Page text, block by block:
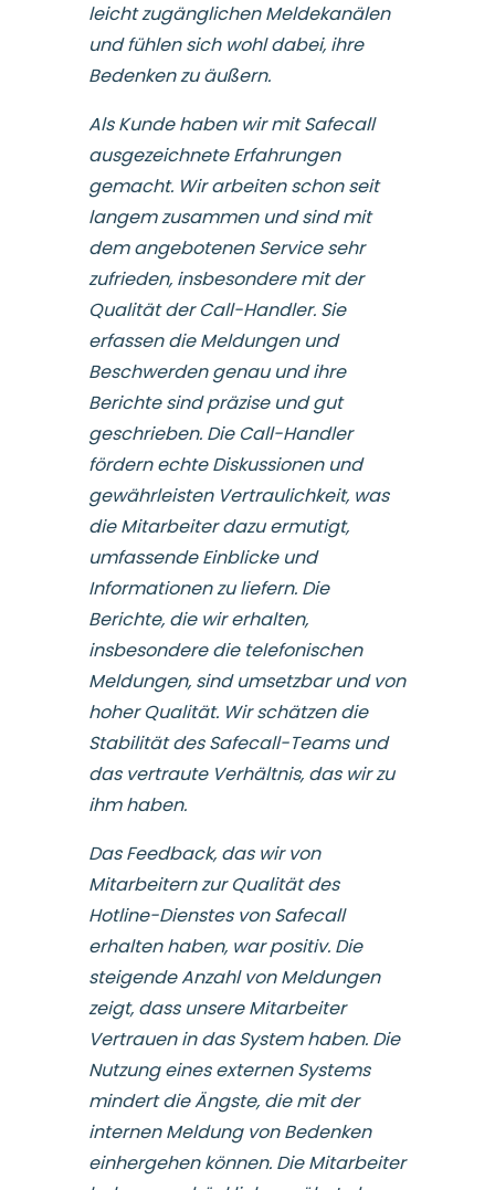
leicht zugänglichen Meldekanälen
und fühlen sich wohl dabei, ihre
Bedenken zu äußern.
Als Kunde haben wir mit Safecall
ausgezeichnete Erfahrungen
gemacht. Wir arbeiten schon seit
langem zusammen und sind mit
dem angebotenen Service sehr
zufrieden, insbesondere mit der
Qualität der Call-Handler. Sie
erfassen die Meldungen und
Beschwerden genau und ihre
Berichte sind präzise und gut
geschrieben. Die Call-Handler
fördern echte Diskussionen und
gewährleisten Vertraulichkeit, was
die Mitarbeiter dazu ermutigt,
umfassende Einblicke und
Informationen zu liefern. Die
Berichte, die wir erhalten,
insbesondere die telefonischen
Meldungen, sind umsetzbar und von
hoher Qualität. Wir schätzen die
Stabilität des Safecall-Teams und
das vertraute Verhältnis, das wir zu
ihm haben.
Das Feedback, das wir von
Mitarbeitern zur Qualität des
Hotline-Dienstes von Safecall
erhalten haben, war positiv. Die
steigende Anzahl von Meldungen
zeigt, dass unsere Mitarbeiter
Vertrauen in das System haben. Die
Nutzung eines externen Systems
mindert die Ängste, die mit der
internen Meldung von Bedenken
einhergehen können. Die Mitarbeiter